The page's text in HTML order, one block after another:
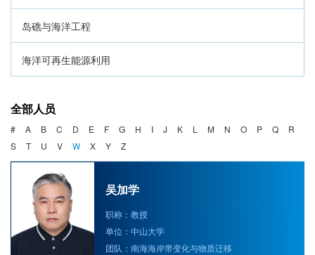
岛礁与海洋工程
海洋可再生能源利用
海洋产业与政策
海洋可持续发展
全部人员
# A B C D E F G H I J K L M N O P Q
R
S
T U V W X Y Z
吴加学
职称：教授
单位：中山大学
团队：南海海岸带变化与物质迁移